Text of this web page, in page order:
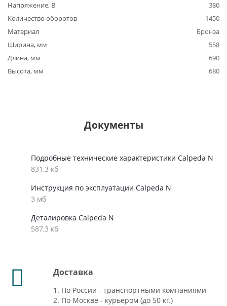
Напряжение, В
380
Количество оборотов
1450
Материал
Бронза
Ширина, мм
558
Длина, мм
690
Высота, мм
680
Документы
Подробные технические характеристики Calpeda N
831,3 кб
Инструкция по эксплуатации Calpeda N
3 мб
Деталировка Calpeda N
587,3 кб
Доставка
1. По России - транспортными компаниями
2. По Москве - курьером (до 50 кг.)